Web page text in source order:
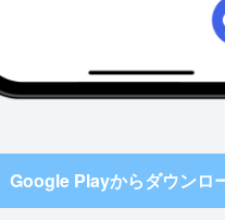
Google Playからダウンロ